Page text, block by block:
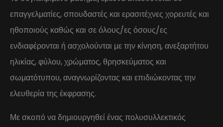
επαγγελματίες, σπουδαστές και ερασιτέχνες χορευτές και
ηθοποιούς καθώς και σε όλους/ες όσους/ες
ενδιαφέρονται ή ασχολούνται με την κίνηση, ανεξαρτήτου
ηλικίας, φύλου, χρώματος, θρησκεύματος και
σωματότυπου, αναγνωρίζοντας και επιδιώκοντας την
ελευθερία της έκφρασης.
Με σκοπό να δημιουργηθεί ένας πολυσυλλεκτικός